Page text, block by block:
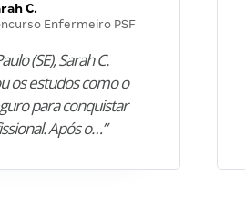
C.
Enfermeiro PSF
(SE), Sarah C.
os estudos como o
para conquistar
Após o…”